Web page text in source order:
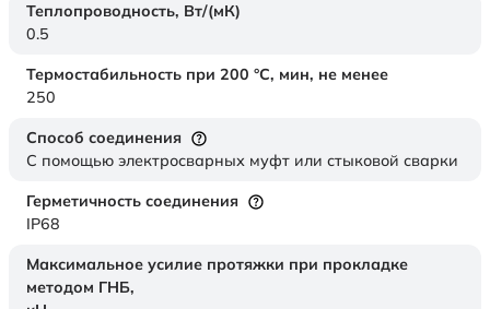
Теплопроводность, Вт/(мК)
0.5
Термостабильность при 200 °С, мин, не менее
250
Способ соединения
С помощью электросварных муфт или стыковой сварки
Герметичность соединения
IP68
Максимальное усилие протяжки при прокладке
методом ГНБ,